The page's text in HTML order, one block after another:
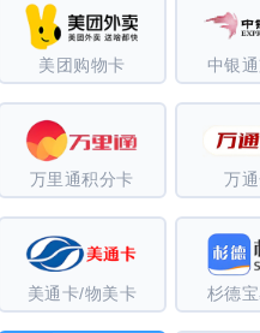
美团购物卡 中银
万里通积分卡 万
美通卡/物美卡 杉德